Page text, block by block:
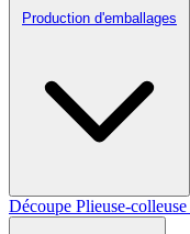
Production d'emballages
Découpe Plieuse-colleuse